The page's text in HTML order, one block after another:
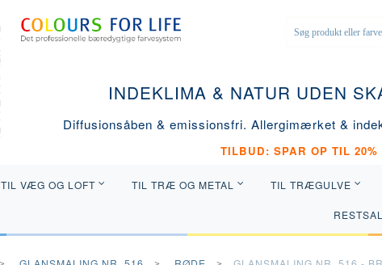
INDEKLIMA & NATUR UDEN
Diffusionsåben & emissionsfri. Allergimærket &
TILBUD: SPAR OP TIL
TIL VÆG OG LOFT TIL TRÆ OG METAL TIL TRÆGULVE